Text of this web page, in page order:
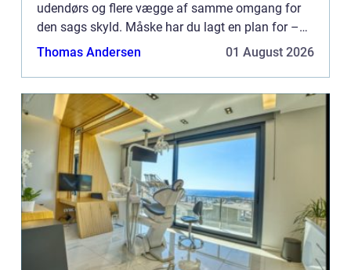
udendørs og flere vægge af samme omgang for
den sags skyld. Måske har du lagt en plan for –
hvis du selv står for a...
Thomas Andersen 01 August 2026